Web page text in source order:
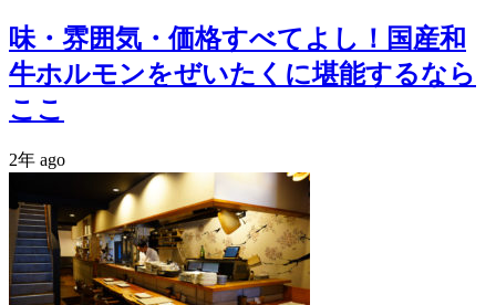
味・雰囲気・価格すべてよし！国産和
牛ホルモンをぜいたくに堪能するなら
ここ
2年 ago